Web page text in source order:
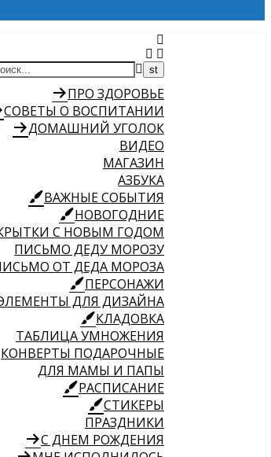
ПРО ЗДОРОВЬЕ
СОВЕТЫ О ВОСПИТАНИИ
ДОМАШНИЙ УГОЛОК
ВИДЕО
МАГАЗИН
АЗБУКА
ВАЖНЫЕ СОБЫТИЯ
НОВОГОДНИЕ
С НОВЫМ ГОДОМ
ПИСЬМО ДЕДУ МОРОЗУ
ОТ ДЕДА МОРОЗА
ПЕРСОНАЖИ
ДЛЯ ДИЗАЙНА
КЛАДОВКА
ТАБЛИЦА УМНОЖЕНИЯ
КОНВЕРТЫ ПОДАРОЧНЫЕ
ДЛЯ МАМЫ И ПАПЫ
РАСПИСАНИЕ
СТИКЕРЫ
ПРАЗДНИКИ
С ДНЕМ РОЖДЕНИЯ